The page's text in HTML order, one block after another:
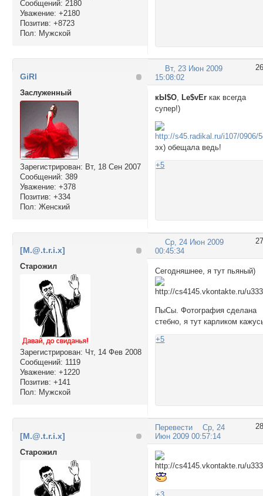
Сообщений: 2180
Уважение: +2180
Позитив: +8723
Пол: Мужской
26
Вт, 23 Июн 2009
15:08:02
GiRl
Заслуженный
Зарегистрирован: Вт, 18 Сен 2007
Сообщений: 389
Уважение: +378
Позитив: +334
Пол: Женский
кЫ$О ,Le$vEr как всегда
супер!)
эх) обещала ведь!
+5
27
Ср, 24 Июн 2009
00:45:34
[M.@.t.r.i.x]
Cтарожил
Зарегистрирован: Чт, 14 Фев 2008
Сообщений: 1119
Уважение: +1220
Позитив: +141
Пол: Мужской
Сегодняшнее, я тут пьяный)
ПыСы. Фотография сделана
стебно, я тут карликом
+5
Перевести 28
Ср, 24
Июн 2009 00:57:14
[M.@.t.r.i.x]
Cтарожил